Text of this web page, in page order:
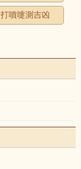
打噴嚏測吉凶